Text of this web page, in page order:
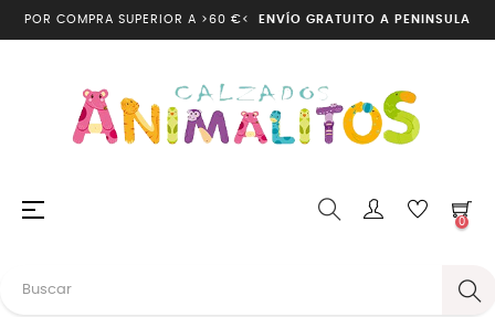
POR COMPRA SUPERIOR A >60 €< ENVÍO GRATUITO A PENINSULA
Navegación
☰
0